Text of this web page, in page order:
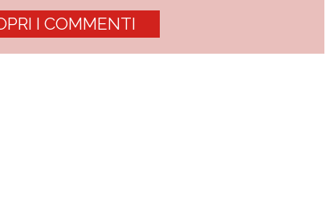
I COMMENTI